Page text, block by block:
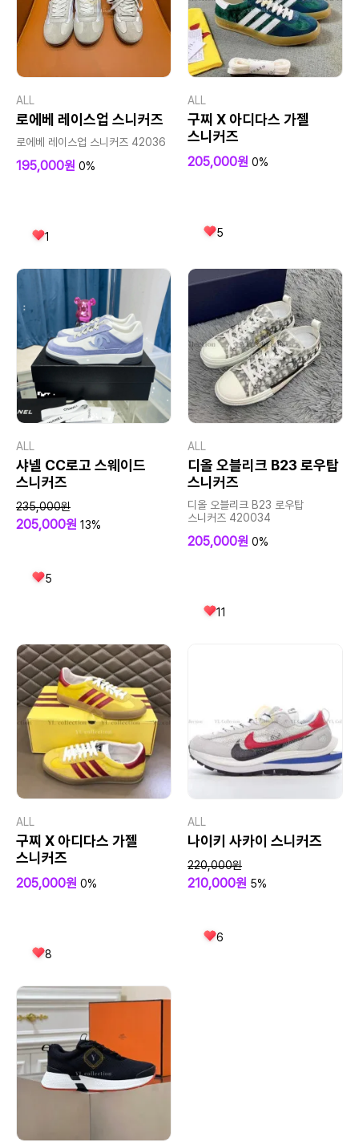
ALL
로에베 레이스업 스니커즈
로에베 레이스업 스니커즈 42036
195,000원 0%
1
ALL
구찌 X 아디다스 가젤
스니커즈
205,000원 0%
5
ALL
샤넬 CC로고 스웨이드
스니커즈
235,000원
205,000원 13%
5
ALL
디올 오블리크 B23 로우탑
스니커즈
디올 오블리크 B23 로우탑
스니커즈 420034
205,000원 0%
11
ALL
구찌 X 아디다스 가젤
스니커즈
205,000원 0%
8
ALL
나이키 사카이 스니커즈
220,000원
210,000원 5%
6